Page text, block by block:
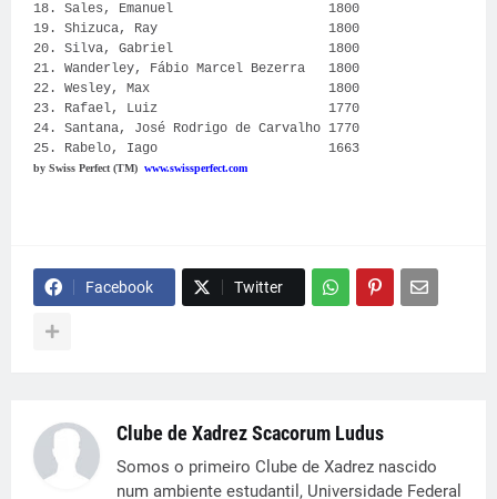
18. Sales, Emanuel 1800
19. Shizuca, Ray 1800
20. Silva, Gabriel 1800
21. Wanderley, Fábio Marcel Bezerra 1800
22. Wesley, Max 1800
23. Rafael, Luiz 1770
24. Santana, José Rodrigo de Carvalho 1770
25. Rabelo, Iago 1663
by Swiss Perfect (TM) www.swissperfect.com
Facebook Twitter
Clube de Xadrez Scacorum Ludus
Somos o primeiro Clube de Xadrez nascido
num ambiente estudantil, Universidade Federal